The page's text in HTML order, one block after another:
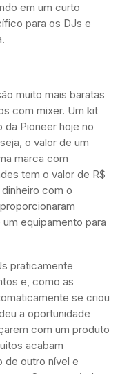
em um curto
para os DJs e
muito mais baratas
com mixer. Um kit
Pioneer hoje no
o valor de um
marca com
tem o valor de R$
com o
equipamento para
praticamente
e, como as
se criou
a oportunidade
com um produto
acabam
de outro nível e